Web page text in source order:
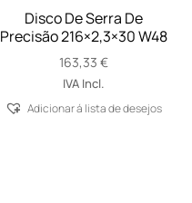
Disco De Serra De
Precisão 216×2,3×30 W48
163,33 €
IVA Incl.
Adicionar á lista de desejos